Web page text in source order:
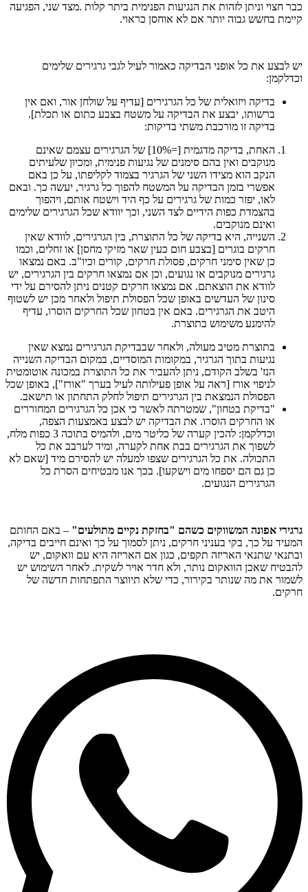
כבר חצוי וניתן לזהות את הנגיעות הפנימית ביתר קלות .מצד שני, הפגיעה
קיימת בחשש גבוה יותר אם לא אוחסן כראוי.
יש לבצע את כל אופני הבדיקה כאמור לעיל לגבי גרגירים שלימים
וכדלקמן:
בדיקה ויזואלית של כל הגרגירים [עדיף על שולחן אור, ואם אין
ברשותו, יבצע את הבדיקה על משטח בצבע כתום או תכלת].
בדיקה זו מורכבת משתי בדיקות:
האחת, בדיקה מדגמית [=10%] של הגרגירים עצמם שאינם
מנוקבים ואין בהם סימנים של נגיעות פנימית, ומכיון שלעיתים
הנקב הוא מצידו השני של הגרגיר בצמוד לקליפתו, על כן באם
אפשרי בזמן הבדיקה על המשטח להפוך כל גרגיר, יעשה כך. ובאם
לאו, יפזר כמות של גרגירים על כף היד וישטח אותם, ויהפוך
בהצמדת כפות הידיים לצד השני, וכך יוודא שכל הגרגירים שלימים
ואינם מנוקבים.
השנייה, היא בדיקה של כל התוצרת, בין הגרגירים, לוודא שאין
חרקים בוגרים [בצבע חום כעין שאר מזיקי מחסן] או זחלים, וכמו
כן שאין סימני חרקים, פסולת חרקים, קורים וכיו"ב. באם נמצאו
גרגירים מנוקבים או נגועים, וכן אם נמצאו חרקים בין הגרגירים, יש
לוודא את הוצאתם. אם נמצאו חרקים קטנים ניתן להסירם על ידי
סינון של העדשים באופן שכל הפסולת תיפול ולאחר מכן יש לשטוף
היטב את הגרגירים. באם אין בטחון שכל החרקים הוסרו, עדיף
להימנע משימוש בתוצרת.
בתוצרת מטיב מעולה, ולאחר שבבדיקת הגרגירים נמצא שאין
נגיעות בתוך הגרגיר, במקומות המוסדיים, במקום הבדיקה השנייה
הנז' בשלב הקודם, ניתן להעביר את כל התוצרת במכונה אוטומטית
לניפוי אורז [ראה על אופן פעילותה לעיל בערך "אורז"], באופן שכל
הפסולת הנמצאת בין הגרגירים תיפול לחלק התחתון או תישאב.
"בדיקת בטחון", שמטרתה לאשר כי אכן כל הגרגירים המחוררים
או החרקים הוסרו. את הבדיקה יש לבצע באמצעות הצפה,
וכדלקמן: להכין קערה של כליטר מים, ולהמיס בתוכה 3 כפות מלח,
לשפוך את הגרגירים בבת אחת לקערה, ומיד לערבב את כל
התכולה. את כל הגרגירים שצפו למעלה יש להסירם מיד [שאם לא
כן גם הם יספחו מים וישקעו]. בכך אנו מבטיחים הסרת כל
הגרגירים הנגועים.
גרגירי אפונה המשווקים כשהם "בחזקת נקיים מתולעים" – באם החותם
המעיד על כך, בקי בעניני חרקים, ניתן לסמוך על כך ואינם חייבים בדיקה,
ובתנאי שתנאי האריזה תקפים, כגון אם האריזה היא עם וואקום, יש
להבטיח שאכן הוואקום נותר, ולא חדר אויר לשקית. לאחר השימוש יש
לשמור את מה שנותר בקירור, כדי שלא תיווצר התפתחות חדשה של
חרקים.